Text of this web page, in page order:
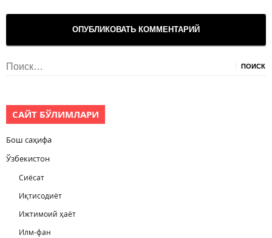
Найти:
САЙТ БЎЛИМЛАРИ
Бош саҳифа
Ўзбекистон
Сиёсат
Иқтисодиёт
Ижтимоий ҳаёт
Илм-фан